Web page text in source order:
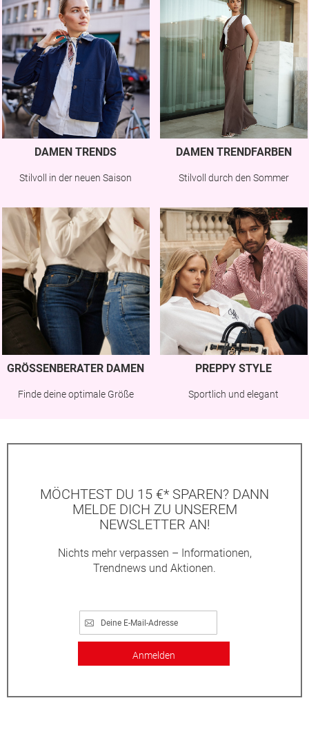
DAMEN TRENDS
Stilvoll in der neuen Saison
DAMEN TRENDFARBEN
Stilvoll durch den Sommer
GRÖSSENBERATER DAMEN
Finde deine optimale Größe
PREPPY STYLE
Sportlich und elegant
MÖCHTEST DU 15 €* SPAREN? DANN
MELDE DICH ZU UNSEREM
NEWSLETTER AN!
Nichts mehr verpassen – Informationen,
Trendnews und Aktionen.
Anmelden